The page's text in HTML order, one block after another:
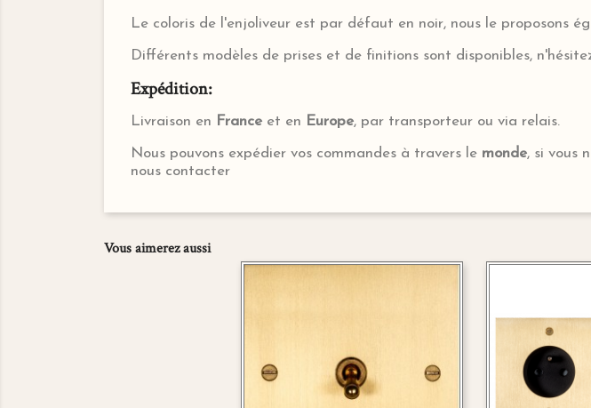
Le coloris de l'enjoliveur est par défaut en noir, nous le proposons
Différents modèles de prises et de finitions sont disponibles,
Expédition:
Livraison en France et en Europe, par transporteur ou via relais.
Nous pouvons expédier vos commandes à travers le monde, si vous
nous contacter
Vous aimerez aussi